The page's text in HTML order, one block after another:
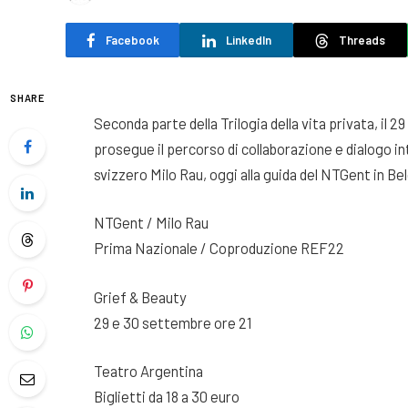
Facebook LinkedIn Threads
SHARE
Seconda parte della Trilogia della vita privata, il
prosegue il percorso di collaborazione e dialogo
svizzero Milo Rau, oggi alla guida del NTGent in
NTGent / Milo Rau
Prima Nazionale / Coproduzione REF22
Grief & Beauty
29 e 30 settembre ore 21
Teatro Argentina
Biglietti da 18 a 30 euro